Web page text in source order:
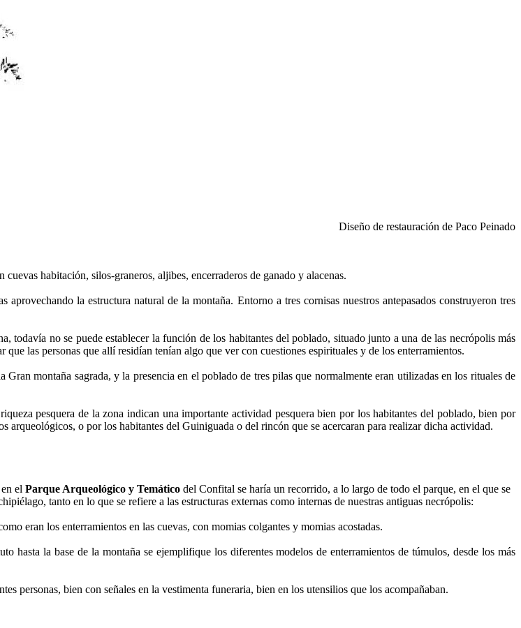
Diseño de restauración de Paco Peinado
habitación, silos-graneros, aljibes, encerraderos de ganado y alacenas.
aprovechando la estructura natural de la montaña. Entorno a tres cornisas nuestros antepasados construyeron tres
todavía no se puede establecer la función de los habitantes del poblado, situado junto a una de las necrópolis más
las personas que allí residían tenían algo que ver con cuestiones espirituales y de los enterramientos.
montaña sagrada, y la presencia en el poblado de tres pilas que normalmente eran utilizadas en los rituales de
pesquera de la zona indican una importante actividad pesquera bien por los habitantes del poblado, bien por
arqueológicos, o por los habitantes del Guiniguada o del rincón que se acercaran para realizar dicha actividad.
el Parque Arqueológico y Temáticodel Confital se haría un recorrido, a lo largo de todo el parque, en el que se
tanto en lo que se refiere a las estructuras externas como internas de nuestras antiguas necrópolis:
eran los enterramientos en las cuevas, con momias colgantes y momias acostadas.
hasta la base de la montaña se ejemplifique los diferentes modelos de enterramientos de túmulos, desde los más
personas, bien con señales en la vestimenta funeraria, bien en los utensilios que los acompañaban.